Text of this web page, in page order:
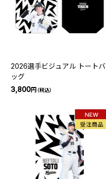
2026選手ビジュアル トートバ
ッグ
3,800円（税込）
NEW
受注商品